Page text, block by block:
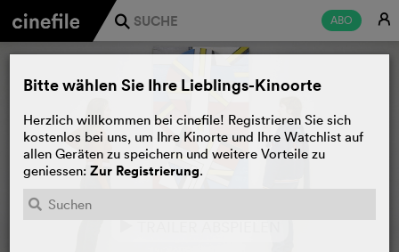
ABO E
j
TRAILER ABSPIELEN
Bitte wählen Sie Ihre Lieblings-Kinoorte
Herzlich willkommen bei cinefile! Registrieren Sie sich
kostenlos bei uns, um Ihre Kinorte und Ihre Watchlist auf
allen Geräten zu speichern und weitere Vorteile zu
geniessen: Zur Registrierung.